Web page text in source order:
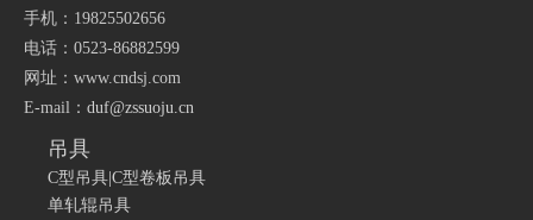
手机：19825502656
电话：0523-86882599
网址： www.cndsj.com
E-mail： duf@zssuoju.cn
吊具
C型吊具|C型卷板吊具
单轧辊吊具